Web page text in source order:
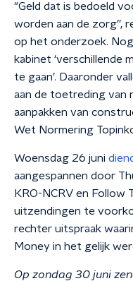
"Geld dat is bedoeld
worden aan de zorg”,
op het onderzoek.
kabinet ‘verschillende
te gaan’. Daaronder
aan de toetreding van
aanpakken van
Wet Normering
Woensdag 26 juni
aangespannen door
KRO-NCRV en Follow
uitzendingen te
rechter uitspraak
Money in het gelijk
Op zondag 30 juni